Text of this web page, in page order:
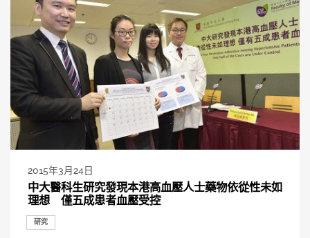
2015年3月24日
中大醫科生研究發現本港高血壓人士藥物依從性未如
理想 僅五成患者血壓受控
研究